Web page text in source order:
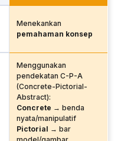
Menekankan
pemahaman konsep
Menggunakan
pendekatan C-P-A
(Concrete-Pictorial-
Abstract):
Concrete → benda
nyata/manipulatif
Pictorial → bar